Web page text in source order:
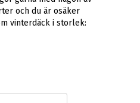
och du är osäker
vinterdäck i storlek: